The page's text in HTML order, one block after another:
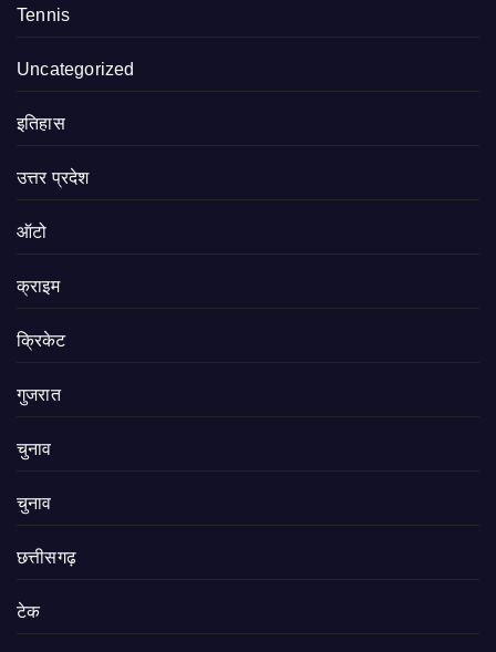
Tennis
Uncategorized
इतिहास
उत्तर प्रदेश
ऑटो
क्राइम
क्रिकेट
गुजरात
चुनाव
चुनाव
छत्तीसगढ़
टेक